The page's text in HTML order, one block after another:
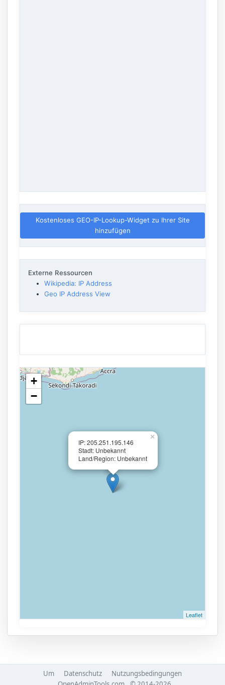
Kostenloses GEO-IP-Lookup-Widget zu Ihrer Site
hinzufügen
Externe Ressourcen
Wikipedia: IP Address
Geo IP Address View
IP: 205.251.195.146
Stadt: Unbekannt
Land/Region: Unbekannt
×
+
−
Leaflet
Um Datenschutz
Nutzungsbedingungen